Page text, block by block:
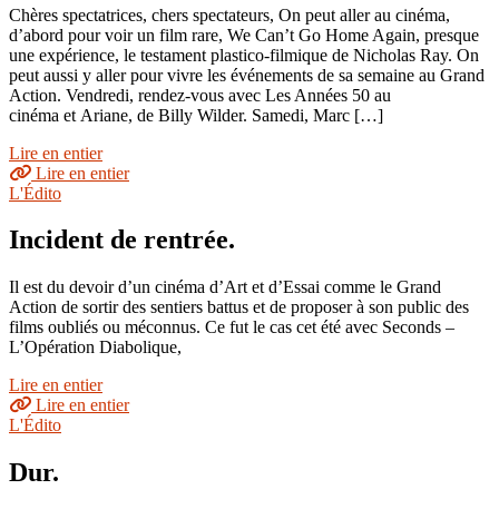
Chères spectatrices, chers spectateurs, On peut aller au cinéma,
d’abord pour voir un film rare, We Can’t Go Home Again, presque
une expérience, le testament plastico-filmique de Nicholas Ray. On
peut aussi y aller pour vivre les événements de sa semaine au Grand
Action. Vendredi, rendez-vous avec Les Années 50 au
cinéma et Ariane, de Billy Wilder. Samedi, Marc […]
Lire en entier
Lire en entier
L'Édito
Incident de rentrée.
Il est du devoir d’un cinéma d’Art et d’Essai comme le Grand
Action de sortir des sentiers battus et de proposer à son public des
films oubliés ou méconnus. Ce fut le cas cet été avec Seconds –
L’Opération Diabolique,
Lire en entier
Lire en entier
L'Édito
Dur.